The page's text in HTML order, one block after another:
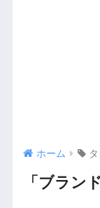
ホーム タ
「ブラン